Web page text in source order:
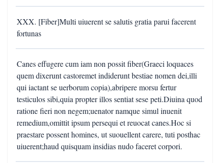
XXX. [Fiber]Multi uiuerent se salutis gratia parui facerent
fortunas
Canes effugere cum iam non possit fiber(Graeci loquaces
quem dixerunt castoremet indiderunt bestiae nomen dei,illi
qui iactant se uerborum copia),abripere morsu fertur
testiculos sibi,quia propter illos sentiat sese peti.Diuina quod
ratione fieri non negem;uenator namque simul inuenit
remedium,omittit ipsum persequi et reuocat canes.Hoc si
praestare possent homines, ut suouellent carere, tuti posthac
uiuerent;haud quisquam insidias nudo faceret corpori.